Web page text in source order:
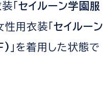
「 セイルーン学園服
性用衣装「 セイルーン
」を着用した状態で